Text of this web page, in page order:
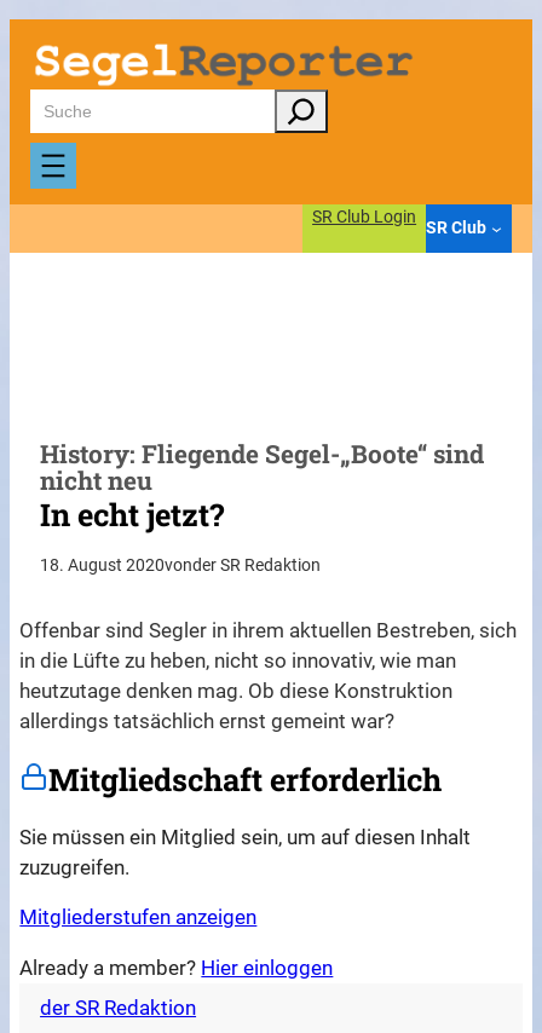
Zum
Inhalt
springen
Suchen
SR Club Login
SR Club
History: Fliegende Segel-„Boote“ sind
nicht neu
In echt jetzt?
18. August 2020vonder SR Redaktion
Offenbar sind Segler in ihrem aktuellen Bestreben, sich
in die Lüfte zu heben, nicht so innovativ, wie man
heutzutage denken mag. Ob diese Konstruktion
allerdings tatsächlich ernst gemeint war?
Mitgliedschaft erforderlich
Sie müssen ein Mitglied sein, um auf diesen Inhalt
zuzugreifen.
Mitgliederstufen anzeigen
Already a member? Hier einloggen
der SR Redaktion